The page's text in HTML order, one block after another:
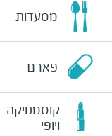
מסעדות
פארם
קוסמטיקה
ויופי